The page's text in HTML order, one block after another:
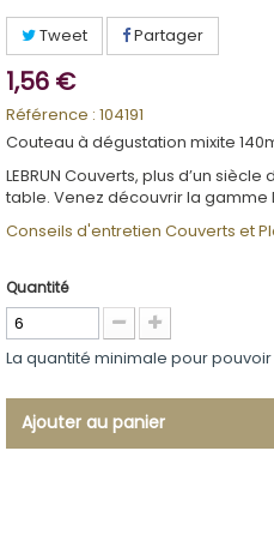
Tweet Partager
1,56 €
Référence : 104191
Couteau à dégustation mixite
LEBRUN Couverts, plus d’un
table. Venez découvrir la gamme
Conseils d'entretien Couverts et
Quantité
La quantité minimale pour
Ajouter au panier